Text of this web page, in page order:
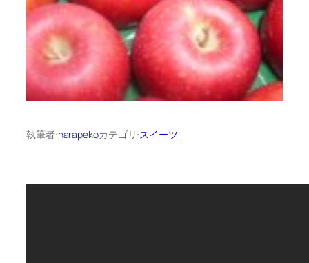
執筆者:harapekoカテゴリ:スイーツ